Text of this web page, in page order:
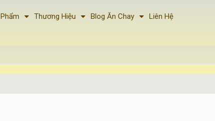
Thương Hiệu Blog Ăn Chay Liên Hệ